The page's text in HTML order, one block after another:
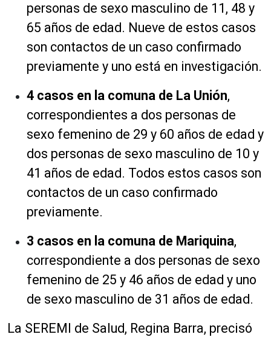
personas de sexo masculino de 11, 48 y
65 años de edad. Nueve de estos casos
son contactos de un caso confirmado
previamente y uno está en investigación.
4 casos en la comuna de La Unión,
correspondientes a dos personas de
sexo femenino de 29 y 60 años de edad y
dos personas de sexo masculino de 10 y
41 años de edad. Todos estos casos son
contactos de un caso confirmado
previamente.
3 casos en la comuna de Mariquina,
correspondiente a dos personas de sexo
femenino de 25 y 46 años de edad y uno
de sexo masculino de 31 años de edad.
La SEREMI de Salud, Regina Barra, precisó